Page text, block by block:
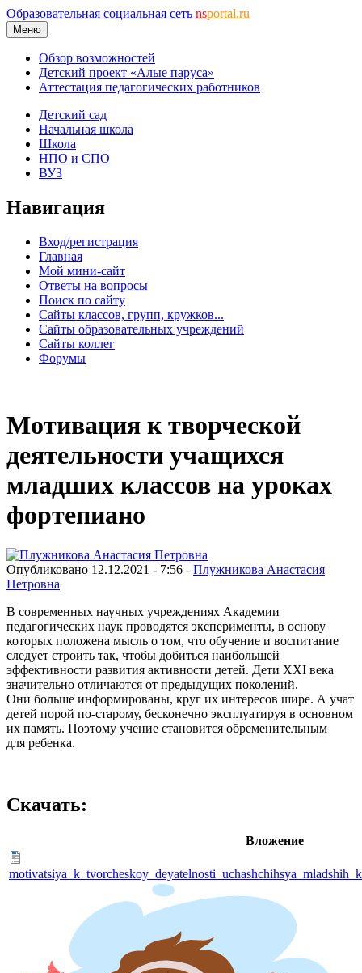
Образовательная социальная сеть nsportal.ru
Меню
Обзор возможностей
Детский проект «Алые паруса»
Аттестация педагогических работников
Детский сад
Начальная школа
Школа
НПО и СПО
ВУЗ
Навигация
Вход/регистрация
Главная
Мой мини-сайт
Ответы на вопросы
Поиск по сайту
Сайты классов, групп, кружков...
Сайты образовательных учреждений
Сайты коллег
Форумы
Мотивация к творческой
деятельности учащихся
младших классов на уроках
фортепиано
Опубликовано 12.12.2021 - 7:56 - Плужникова Анастасия
Петровна
В современных научных учреждениях Академии
педагогических наук проводятся эксперименты, в основу
которых положена мысль о том, что обучение и воспитание
следует строить так, чтобы добиться наибольшей
эффективности развития активности детей. Дети XXI века
значительно отличаются от предыдущих поколений.
Они больше информированы, круг их интересов шире. А учат
детей порой по-старому, бесконечно эксплуатируя в основном
их память. Поэтому учение становится обременительным
для ребенка.
Скачать:
Вложение